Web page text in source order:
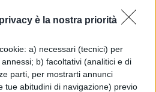
è la nostra priorità
a) necessari (tecnici) per
b) facoltativi (analitici e di
parti, per mostrarti annunci
tue abitudini di navigazione) previo
gli aspiranti
almeno tre anni di
di sostegno negli
scolastici, anche in
possono